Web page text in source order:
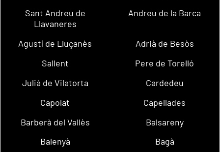
Sant Andreu de
Llavaneres
Andreu de la Barca
Agustí de Lluçanès
Adrià de Besòs
Sallent
Pere de Torelló
Julià de Vilatorta
Cardedeu
Capolat
Capellades
Barberà del Vallès
Balsareny
Balenyà
Bagà